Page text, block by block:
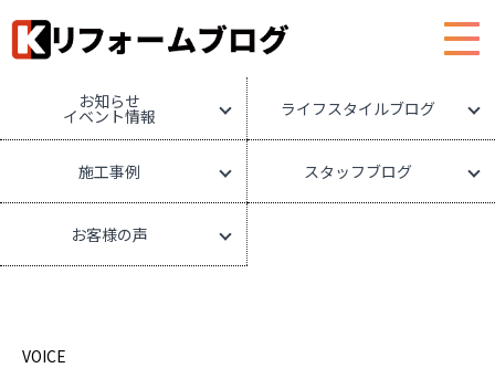
お知らせ
イベント情報 ライフスタイルブログ
施工事例 スタッフブログ
お客様の声
VOICE